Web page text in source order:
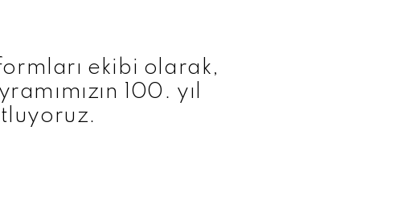
ekibi olarak,
100. yıl